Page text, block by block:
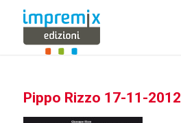
Pippo Rizzo 17-11-2012